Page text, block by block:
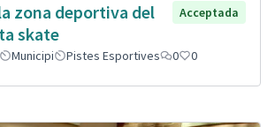
zona deportiva del
skate
Acceptada
Municipi Pistes Esportives 0 0